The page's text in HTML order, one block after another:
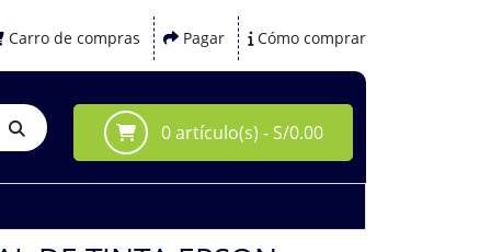
Carro de compras Pagar Cómo comprar
0 artículo(s) - S/0.00